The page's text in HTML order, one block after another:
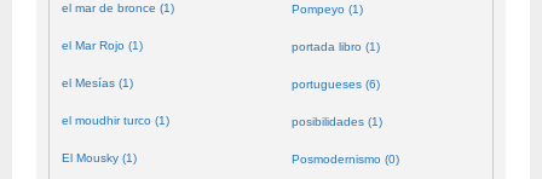
el mar de bronce (1)
el Mar Rojo (1)
el Mesías (1)
el moudhir turco (1)
El Mousky (1)
Pompeyo (1)
portada libro (1)
portugueses (6)
posibilidades (1)
Posmodernismo (0)